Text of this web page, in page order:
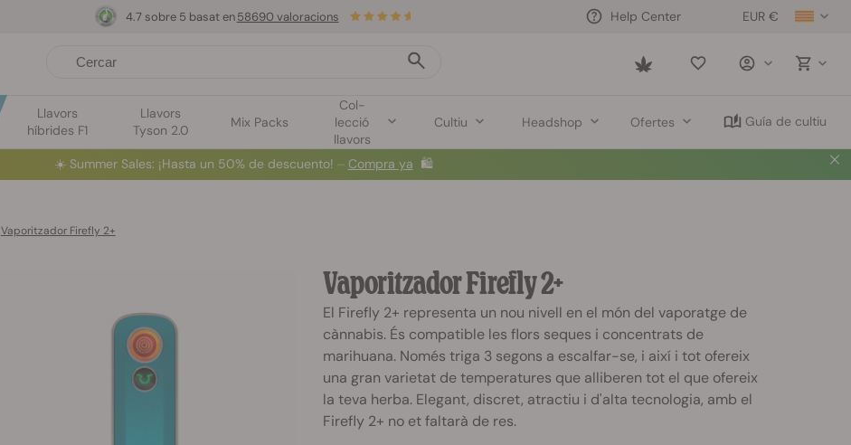
EUR €
Help Center
Saved
Llavors
híbrides F1
Llavors
Tyson 2.0
Mix Packs
Col-
lecció
llavors
Cultiu Headshop Ofertes Guía de cultiu
4.7 sobre 5 basat en 58690 valoracions
☀️ Summer Sales: ¡Hasta un 50% de descuento! ⏤ Compra ya 🛍️
Vaporitzador Firefly 2+
Vaporitzador Firefly 2+
El Firefly 2+ representa un nou nivell en el món del vaporatge de
cànnabis. És compatible les flors seques i concentrats de
marihuana. Només triga 3 segons a escalfar-se, i així i tot ofereix
una gran varietat de temperatures que alliberen tot el que ofereix
la teva herba. Elegant, discret, atractiu i d'alta tecnologia, amb el
Firefly 2+ no et faltarà de res.